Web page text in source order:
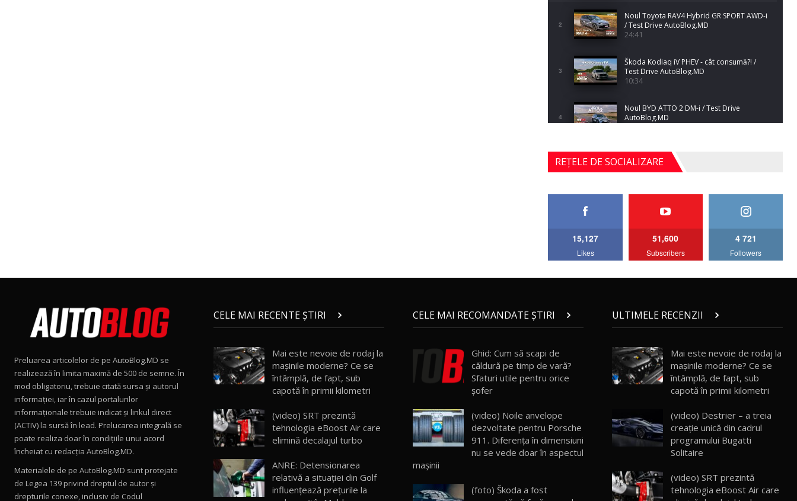
2
Noul Toyota RAV4 Hybrid GR SPORT AWD-i
/ Test Drive AutoBlog.MD
24:41
3
Škoda Kodiaq iV PHEV - cât consumă?! /
Test Drive AutoBlog.MD
10:34
4
Noul BYD ATTO 2 DM-i / Test Drive
AutoBlog.MD
5
Noul Mercedes-Benz S-Class facelift (S 580
4MATIC V223) / Test Drive AutoBlog.MD
27:33
AutoBlog.MD
15:08
15:22
Mercedes-AMG E 53 HYBRID 4MATIC+ /
Test Drive AutoBlog.MD
11
Noul Volvo ES90 / Test Drive AutoBlog.MD
27:58
Noul MG HS / Test Drive AutoBlog.MD
16:48
REȚELE DE SOCIALIZARE
15,127
Likes
51,600
Subscribers
4 721
Followers
Preluarea articolelor de pe AutoBlog.MD se
realizează în limita maximă de 500 de semne. În
mod obligatoriu, trebuie citată sursa și autorul
informației, iar în cazul portalurilor
informaționale trebuie indicat și linkul direct
(ACTIV) la sursă în lead. Prelucarea integrală se
poate realiza doar în condițiile unui acord
încheiat cu redacţia AutoBlog.MD.
Materialele de pe AutoBlog.MD sunt protejate
de Legea 139 privind dreptul de autor și
drepturile conexe, inclusiv de Codul
CELE MAI RECENTE ȘTIRI
Mai este nevoie de rodaj la
mașinile moderne? Ce se
întâmplă, de fapt, sub
capotă în primii kilometri
(video) SRT prezintă
tehnologia eBoost Air care
elimină decalajul turbo
ANRE: Detensionarea
relativă a situației din Golf
influențează prețurile la
CELE MAI RECOMANDATE ȘTIRI
Ghid: Cum să scapi de
căldură pe timp de vară?
Sfaturi utile pentru orice
şofer
(video) Noile anvelope
dezvoltate pentru Porsche
911. Diferența în dimensiuni
nu se vede doar în aspectul
mașinii
(foto) Škoda a fost
ULTIMELE RECENZII
Mai este nevoie de rodaj la
mașinile moderne? Ce se
întâmplă, de fapt, sub
capotă în primii kilometri
(video) Destrier – a treia
creație unică din cadrul
programului Bugatti
Solitaire
(video) SRT prezintă
tehnologia eBoost Air care